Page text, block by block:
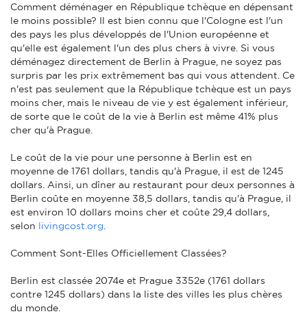
Comment déménager en République tchèque en dépensant
le moins possible? Il est bien connu que l'Cologne est l'un
des pays les plus développés de l'Union européenne et
qu'elle est également l'un des plus chers à vivre. Si vous
déménagez directement de Berlin à Prague, ne soyez pas
surpris par les prix extrêmement bas qui vous attendent. Ce
n'est pas seulement que la République tchèque est un pays
moins cher, mais le niveau de vie y est également inférieur,
de sorte que le coût de la vie à Berlin est même 41% plus
cher qu'à Prague.
Le coût de la vie pour une personne à Berlin est en
moyenne de 1761 dollars, tandis qu'à Prague, il est de 1245
dollars. Ainsi, un dîner au restaurant pour deux personnes à
Berlin coûte en moyenne 38,5 dollars, tandis qu'à Prague, il
est environ 10 dollars moins cher et coûte 29,4 dollars,
selon livingcost.org
Comment Sont-Elles Officiellement Classées?
Berlin est classée 2074e et Prague 3352e (1761 dollars
contre 1245 dollars) dans la liste des villes les plus chères
du monde.